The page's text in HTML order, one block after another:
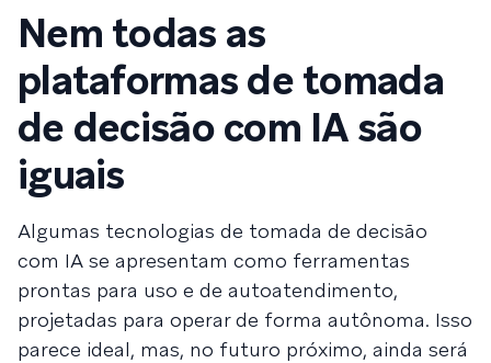
Nem todas as
plataformas de tomada
de decisão com IA são
iguais
Algumas tecnologias de tomada de decisão
com IA se apresentam como ferramentas
prontas para uso e de autoatendimento,
projetadas para operar de forma autônoma. Isso
parece ideal, mas, no futuro próximo, ainda será